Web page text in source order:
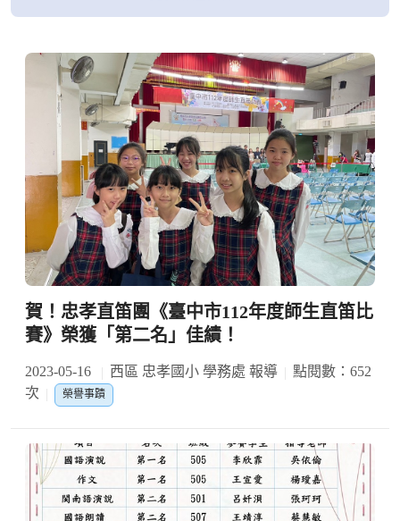
賀！忠孝直笛團《臺中市112年度師生直笛比
賽》榮獲「第二名」佳績！
2023-05-16 西區 忠孝國小 學務處 報導
點閱數：652
次
榮譽事蹟